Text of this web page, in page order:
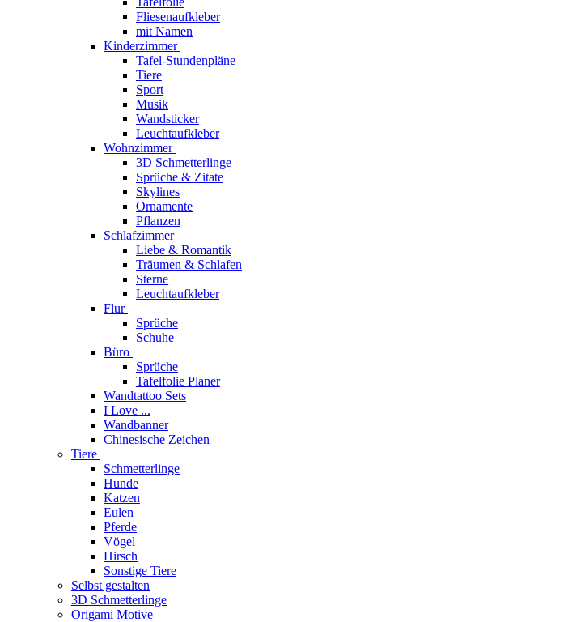
Fliesenaufkleber
mit Namen
Kinderzimmer
Tafel-Stundenpläne
Tiere
Sport
Musik
Wandsticker
Leuchtaufkleber
Wohnzimmer
3D Schmetterlinge
Sprüche & Zitate
Skylines
Ornamente
Pflanzen
Schlafzimmer
Liebe & Romantik
Träumen & Schlafen
Sterne
Leuchtaufkleber
Flur
Sprüche
Schuhe
Büro
Sprüche
Tafelfolie Planer
Wandtattoo Sets
I Love ...
Wandbanner
Chinesische Zeichen
Tiere
Schmetterlinge
Hunde
Katzen
Eulen
Pferde
Vögel
Hirsch
Sonstige Tiere
Selbst gestalten
3D Schmetterlinge
Origami Motive